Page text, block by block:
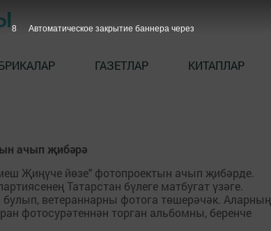
ГАЗЕТЛАР КИТАПЛАР
ачып җибәрә
Җиңүче йөзе" фотопроектын ачып җибәрде.
Татарстан бүлеге матбугат үзәге.
ветераннарны фотога төшерәчәк. Аларның
фотосурәтеннән торган альбомны, беренче
7 Автоматическое закрытие баннера через